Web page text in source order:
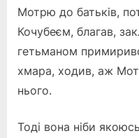
Мотрю до батьків,
Кочубеєм, благав,
гетьманом
хмара, ходив, аж
нього.
Тоді вона ніби